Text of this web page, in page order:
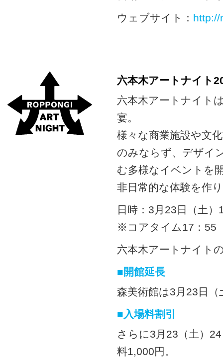
ウェブサイト： http://
六本木アートナイト
六本木アートナイト
宴。
様々な商業施設や文
のみならず、デザイ
む多様なイベントを
非日常的な体験を作
日時：3月23日（土
※コアタイム17：55
六本木アートナイト
■開館延長
森美術館は3月23日
■入場料割引
さらに3月23（土）
料1,000円。